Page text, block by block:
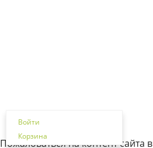
Войти
Корзина
Пожаловаться на контент cайта в